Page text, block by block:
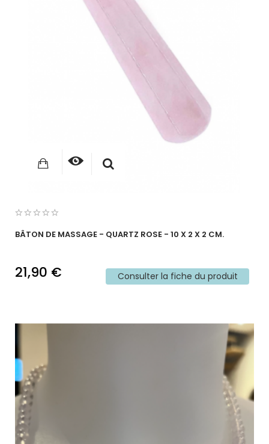
BÂTON DE MASSAGE - QUARTZ ROSE - 10 X 2 X 2 CM.
21,90 € Consulter la fiche du produit